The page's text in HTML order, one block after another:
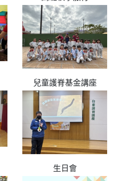
兒童護脊基金講座
生日會